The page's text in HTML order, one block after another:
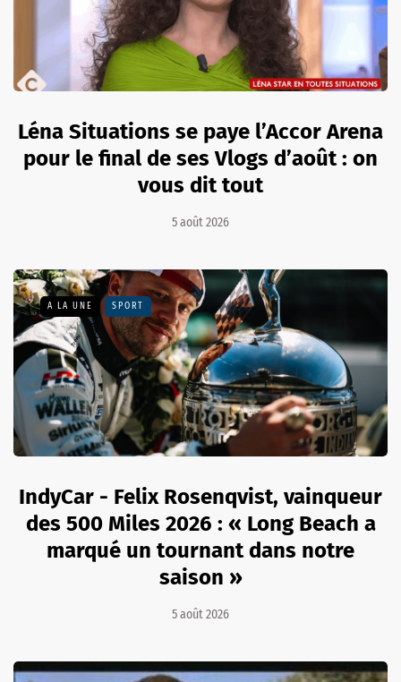
Léna Situations se paye l’Accor Arena
pour le final de ses Vlogs d’août : on
vous dit tout
5 août 2026
A LA UNE SPORT
IndyCar - Felix Rosenqvist, vainqueur
des 500 Miles 2026 : « Long Beach a
marqué un tournant dans notre
saison »
5 août 2026